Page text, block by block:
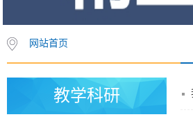
网站首页
教学科研